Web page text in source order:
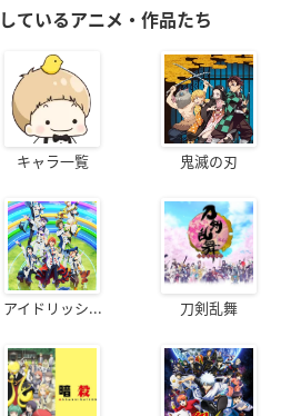
ているアニメ・作品たち
キャラ一覧 鬼滅の刃
アイドリッシ... 刀剣乱舞